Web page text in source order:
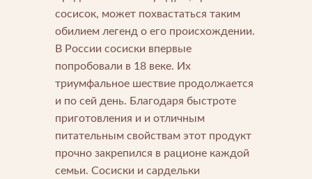
сосисок, может похвастаться таким
обилием легенд о его происхождении.
В России сосиски впервые
попробовали в 18 веке. Их
триумфальное шествие продолжается
и по сей день. Благодаря быстроте
приготовления и и отличным
питательным свойствам этот продукт
прочно закрепился в рационе каждой
семьи. Сосиски и сардельки
Напишите нам
Напишите нам
Мы открыты для любых вопросов и предложений
Подпишитесь на новости
Мы будем присылать вам только самое важное